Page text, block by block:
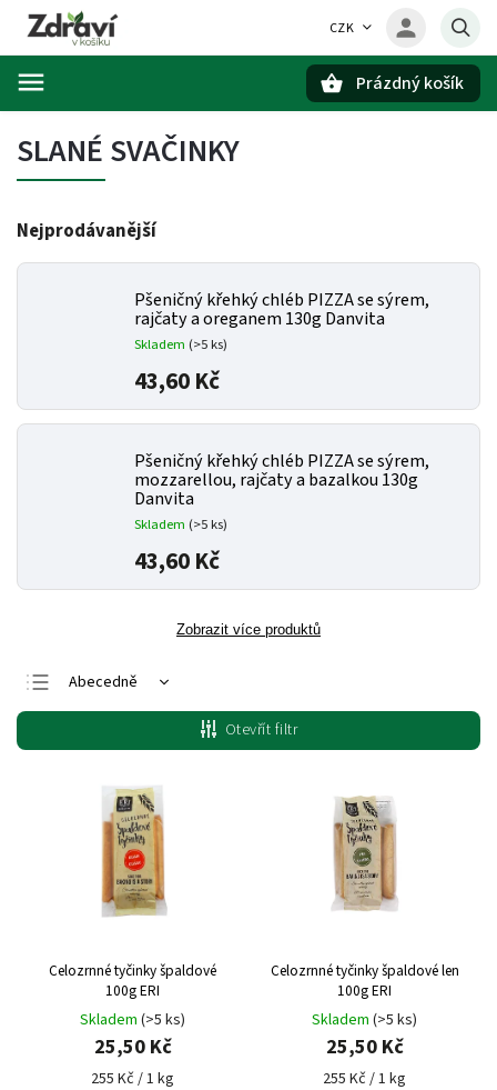
CZK
Prázdný košík
SLANÉ SVAČINKY
Nejprodávanější
Pšeničný křehký chléb PIZZA se sýrem,
rajčaty a oreganem 130g Danvita
Skladem (>5 ks)
43,60 Kč
Pšeničný křehký chléb PIZZA se sýrem,
mozzarellou, rajčaty a bazalkou 130g
Danvita
Skladem (>5 ks)
43,60 Kč
Zobrazit více produktů
Abecedně
Nejlevnější
Nejdražší
Nejprodávanější
Otevřít filtr
Celozrnné tyčinky špaldové
100g ERI
Skladem (>5 ks)
25,50 Kč
255 Kč / 1 kg
Celozrnné tyčinky špaldové len
100g ERI
Skladem (>5 ks)
25,50 Kč
255 Kč / 1 kg